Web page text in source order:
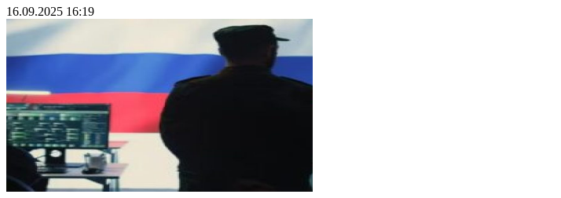
16.09.2025 16:19